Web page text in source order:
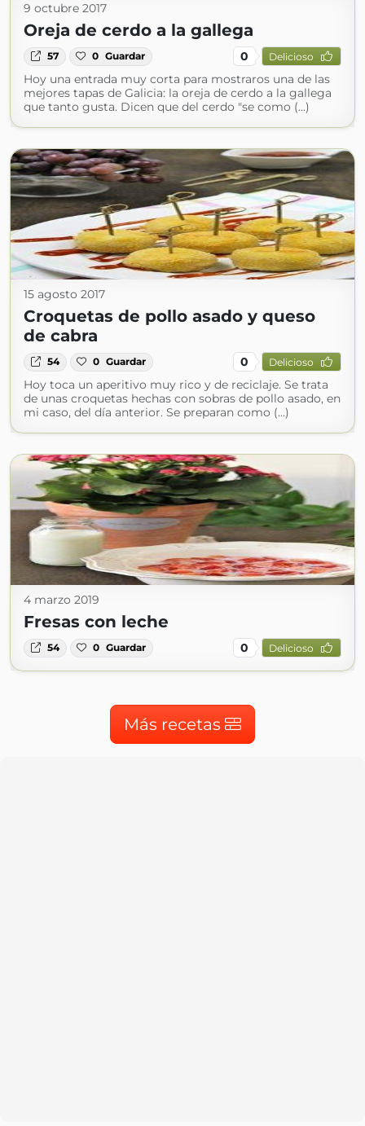
9 octubre 2017
Oreja de cerdo a la gallega
57 0 Guardar 0 Delicioso
Hoy una entrada muy corta para mostraros una de las
mejores tapas de Galicia: la oreja de cerdo a la gallega
que tanto gusta. Dicen que del cerdo "se como (...)
15 agosto 2017
Croquetas de pollo asado y queso
de cabra
54 0 Guardar 0 Delicioso
Hoy toca un aperitivo muy rico y de reciclaje. Se trata
de unas croquetas hechas con sobras de pollo asado, en
mi caso, del día anterior. Se preparan como (...)
4 marzo 2019
Fresas con leche
54 0 Guardar 0 Delicioso
Más recetas